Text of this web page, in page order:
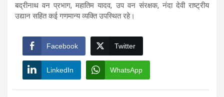
बद्रीनाथ वन प्रभाग, महातिम यादव, उप वन संरक्षक, नंदा देवी राष्ट्रीय
उद्यान सहित कई गणमान्य व्यक्ति उपस्थित रहे।
Facebook Twitter
LinkedIn WhatsApp